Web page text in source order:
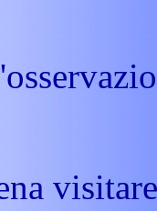
visitare